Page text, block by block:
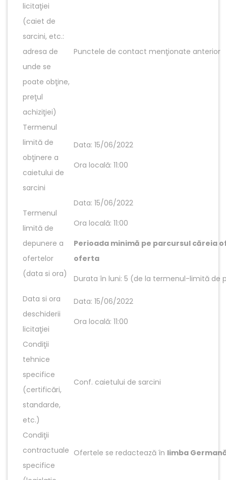
licitaţiei
(caiet de
sarcini, etc.:
adresa de
unde se
poate obţine,
preţul
achiziţiei)
Punctele de contact menţionate anterior
Termenul
limită de
obţinere a
caietului de
sarcini
Data: 15/06/2022
Ora locală: 11:00
Termenul
limită de
depunere a
ofertelor
(data si ora)
Data: 15/06/2022
Ora locală: 11:00
Perioada minimă pe parcursul căreia
oferta
Durata în luni: 5 (de la termenul-limită de
Data si ora
deschiderii
licitaţiei
Data: 15/06/2022
Ora locală: 11:00
Condiţii
tehnice
specifice
(certificări,
standarde,
etc.)
Conf. caietului de sarcini
Condiţii
contractuale
specifice
Ofertele se redactează în limba